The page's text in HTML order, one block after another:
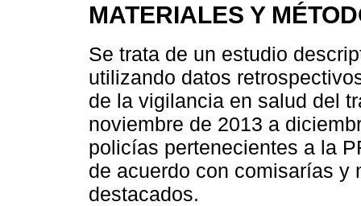
MATERIALES Y
Se trata de un estudio
utilizando datos
de la vigilancia en salud del
noviembre de 2013 a
policías pertenecientes a la
de acuerdo con comisarías y
destacados.